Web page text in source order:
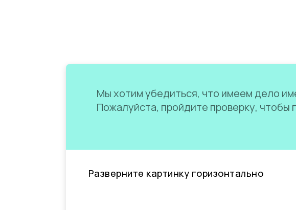
Мы хотим убедиться, что имеем дело
Пожалуйста, пройдите проверку, чтобы
Разверните картинку горизонтально